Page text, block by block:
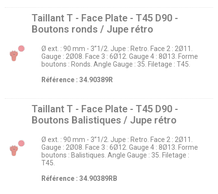
Taillant T - Face Plate - T45 D90 -
Boutons ronds / Jupe rétro
Ø ext. : 90 mm - 3’’1/2. Jupe : Retro. Face 2 : 2Ø11.
Gauge : 2Ø08. Face 3 : 6Ø12. Gauge 4 : 8Ø13. Forme
boutons : Ronds. Angle Gauge : 35. Filetage : T45.
Référence : 34.90389R
Taillant T - Face Plate - T45 D90 -
Boutons Balistiques / Jupe rétro
Ø ext. : 90 mm - 3’’1/2. Jupe : Retro. Face 2 : 2Ø11.
Gauge : 2Ø08. Face 3 : 6Ø12. Gauge 4 : 8Ø13. Forme
boutons : Balistiques. Angle Gauge : 35. Filetage :
T45.
Référence : 34.90389RB